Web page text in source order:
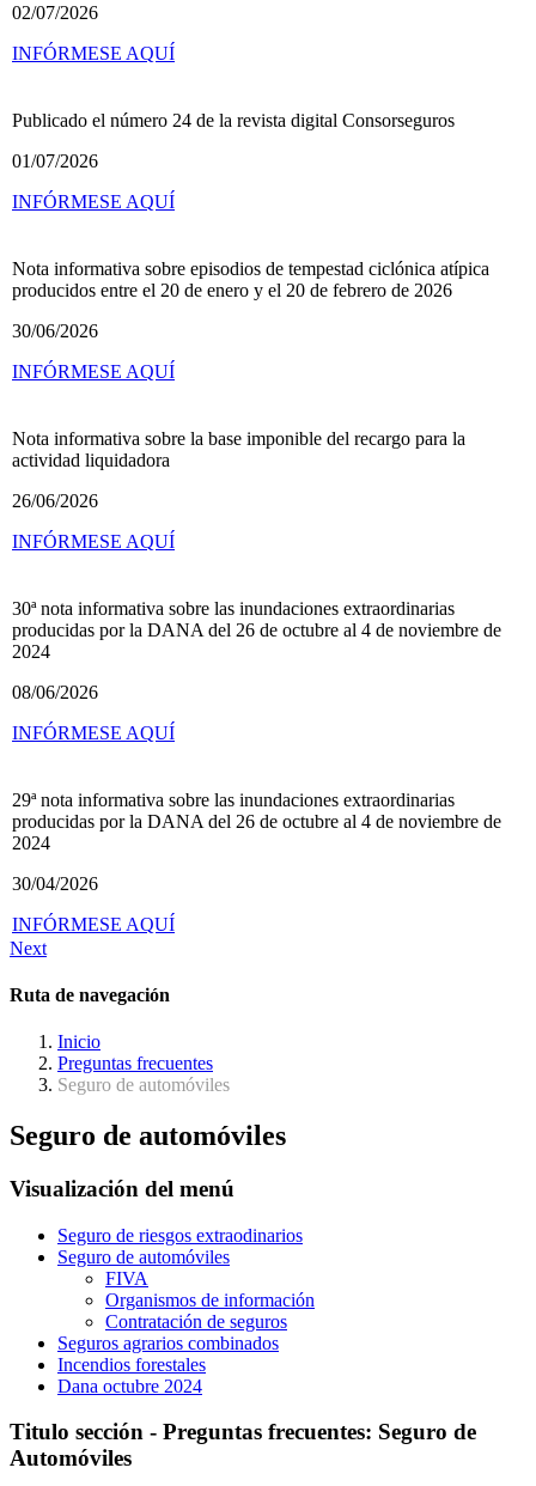
02/07/2026
INFÓRMESE AQUÍ
Publicado el número 24 de la revista digital Consorseguros
01/07/2026
INFÓRMESE AQUÍ
Nota informativa sobre episodios de tempestad ciclónica atípica
producidos entre el 20 de enero y el 20 de febrero de 2026
30/06/2026
INFÓRMESE AQUÍ
Nota informativa sobre la base imponible del recargo para la
actividad liquidadora
26/06/2026
INFÓRMESE AQUÍ
30ª nota informativa sobre las inundaciones extraordinarias
producidas por la DANA del 26 de octubre al 4 de noviembre de
2024
08/06/2026
INFÓRMESE AQUÍ
29ª nota informativa sobre las inundaciones extraordinarias
producidas por la DANA del 26 de octubre al 4 de noviembre de
2024
30/04/2026
INFÓRMESE AQUÍ
Next
Ruta de navegación
Inicio
Preguntas frecuentes
Seguro de automóviles
Seguro de automóviles
Visualización del menú
Seguro de riesgos extraodinarios
Seguro de automóviles
FIVA
Organismos de información
Contratación de seguros
Seguros agrarios combinados
Incendios forestales
Dana octubre 2024
Titulo sección - Preguntas frecuentes: Seguro de
Automóviles